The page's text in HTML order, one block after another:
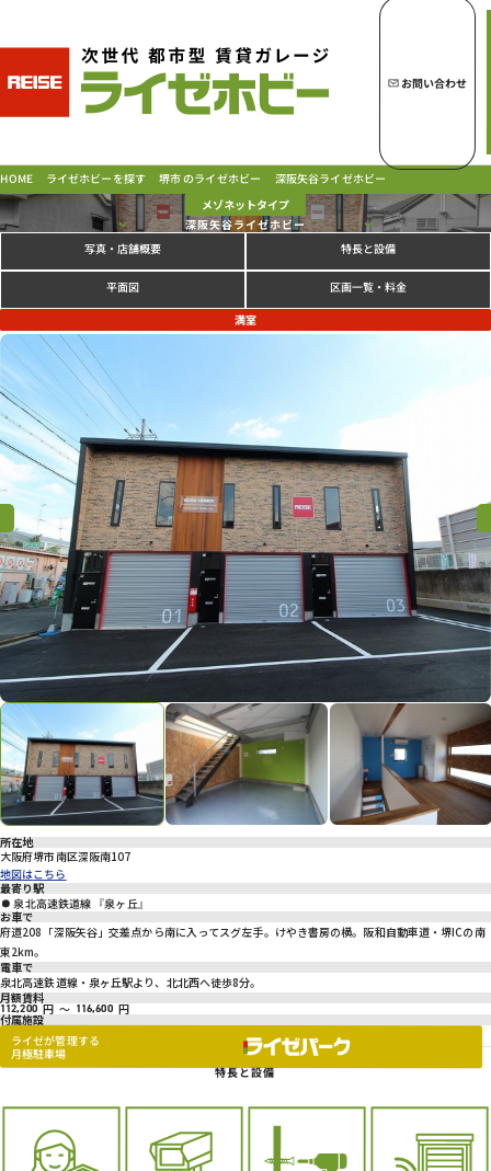
ライゼホビーの魅力
ラインナップ
ご契約の流れ・お支払方法
よくあるご質問
PICK UP!
お問い合わせ
会社概要
特定商取引法に基づく表示
プライバシーポリシー
お問い合わせ
HOME ライゼホビーを探す 堺市 のライゼホビー 深阪矢谷ライゼホビー
メゾネットタイプ
深阪矢谷ライゼホビー
写真・店舗概要 特長と設備
平面図 区画一覧・料金
満室
Previous
所在地
大阪府堺市南区深阪南107
地図はこちら
最寄り駅
泉北高速鉄道線 『泉ヶ丘』
お車で
府道208「深阪矢谷」交差点から南に入ってスグ左手。けやき書房の横。阪和自動車道・堺ICの南
東2km。
電車で
泉北高速鉄道線・泉ヶ丘駅より、北北西へ徒歩8分。
月額賃料
112,200 円 ～ 116,600 円
付属施設
ライゼが管理する
月極駐車場
特長と設備